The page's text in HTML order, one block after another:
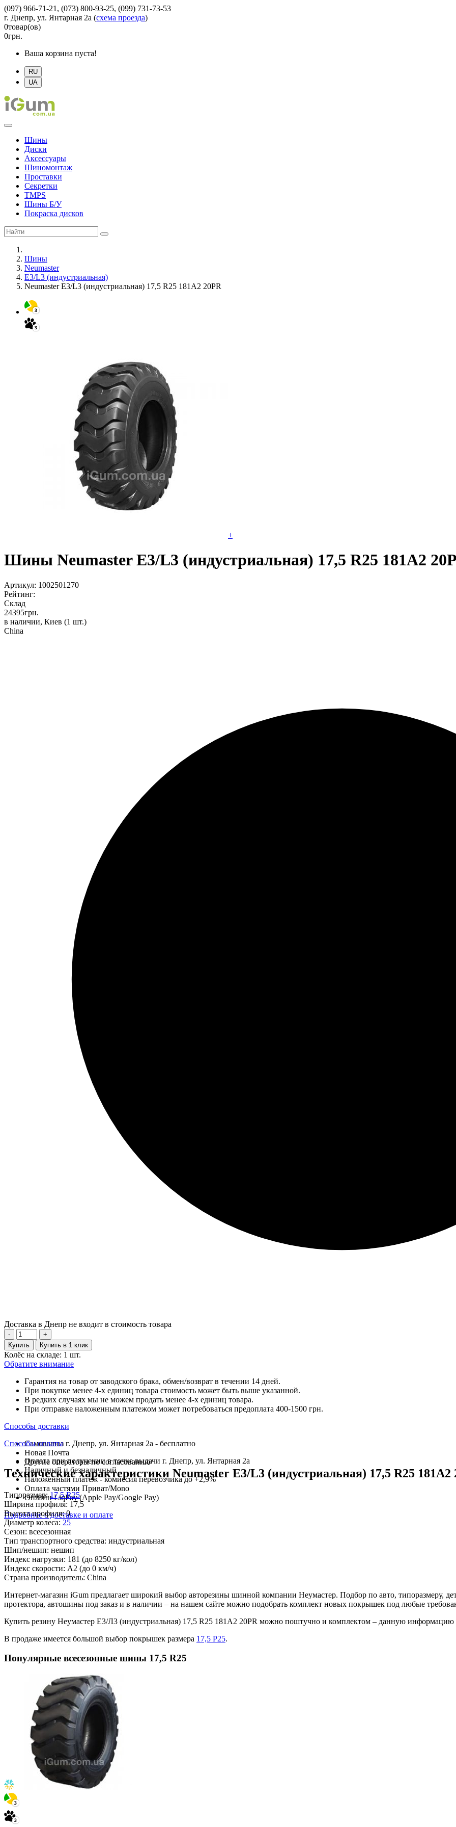
(097) 966-71-21, (073) 800-93-25, (099) 731-73-53
г. Днепр, ул. Янтарная 2а (схема проезда)
0товар(ов)
0грн.
Ваша корзина пуста!
RU
UA
Шины
Диски
Аксессуары
Шиномонтаж
Проставки
Секретки
TMPS
Шины Б/У
Покраска дисков
Шины
Neumaster
E3/L3 (индустриальная)
Neumaster E3/L3 (индустриальная) 17,5 R25 181A2 20PR
+
Шины Neumaster E3/L3 (индустриальная) 17,5 R25 181A2
Артикул: 1002501270
Рейтинг:
Склад
24395грн.
в наличии, Киев (1 шт.)
China
Доставка в Днепр не входит в стоимость товара
-
+
Купить
Купить в 1 клик
Колёс на складе: 1 шт.
Обратите внимание
Гарантия на товар от заводского брака, обмен/возврат в течении 14 дней.
При покупке менее 4-х единиц товара стоимость может быть выше указанной.
В редких случаях мы не можем продать менее 4-х единиц товара.
При отправке наложенным платежом может потребоваться предоплата 400-1500 грн.
Способы доставки
Самовывоз г. Днепр, ул. Янтарная 2а - бесплатно
Новая Почта
Другие операторы по согласованию
Способы оплаты
Оплата при получении в точке выдачи г. Днепр, ул. Янтарная 2а
Наличный и безналичный
Наложенный платеж - комиссия перевозчика до +2,9%
Оплата частями Приват/Mono
Онлайн LiqPay (Apple Pay/Google Pay)
Подробнее о доставке и оплате
Технические характеристики Neumaster E3/L3 (индустриальная) 17,5 R25 181A2
Типоразмер:17,5 R25
Ширина профиля: 17,5
Высота профиля:0
Диаметр колеса: 25
Сезон: всесезонная
Тип транспортного средства: индустриальная
Шип/нешип: нешип
Индекс нагрузки: 181 (до 8250 кг/кол)
Индекс скорости: A2 (до 0 км/ч)
Страна производитель: China
Интернет-магазин iGum предлагает широкий выбор авторезины шинной компании Неумастер. Подбор по авто, типоразмеру,
протектора, автошины под заказ и в наличии – на нашем сайте можно подобрать комплект новых покрышек под любые
Купить резину Неумастер Е3/Л3 (индустриальная) 17,5 R25 181A2 20PR можно поштучно и комплектом – данную информацию
В продаже имеется большой выбор покрышек размера 17,5 Р25.
Популярные всесезонные шины 17,5 R25